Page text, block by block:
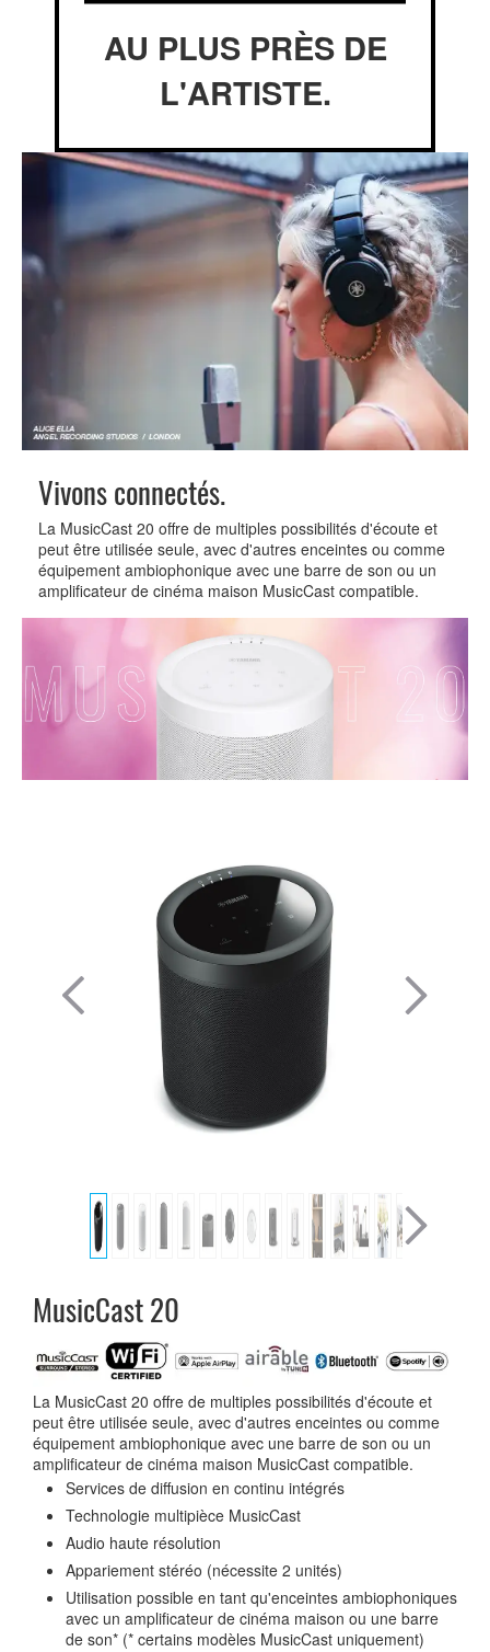
AU PLUS PRÈS DE
L'ARTISTE.
Vivons connectés.
La MusicCast 20 offre de multiples possibilités d'écoute et
peut être utilisée seule, avec d'autres enceintes ou comme
équipement ambiophonique avec une barre de son ou un
amplificateur de cinéma maison MusicCast compatible.
MusicCast 20
La MusicCast 20 offre de multiples possibilités d'écoute et
peut être utilisée seule, avec d'autres enceintes ou comme
équipement ambiophonique avec une barre de son ou un
amplificateur de cinéma maison MusicCast compatible.
Services de diffusion en continu intégrés
Technologie multipièce MusicCast
Audio haute résolution
Appariement stéréo (nécessite 2 unités)
Utilisation possible en tant qu'enceintes ambiophoniques
avec un amplificateur de cinéma maison ou une barre
de son* (* certains modèles MusicCast uniquement)